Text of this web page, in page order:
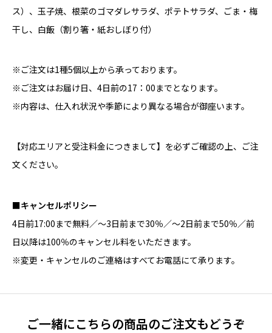
ス）、玉子焼、根菜のゴマダレサラダ、ポテトサラダ、ごま・梅
干し、白飯（割り箸・紙おしぼり付）
※ご注文は1種5個以上から承っております。
※ご注文はお届け日、4日前の17：00までとなります。
※内容は、仕入れ状況や季節により異なる場合が御座います。
【対応エリアと受注料金につきまして】を必ずご確認の上、ご注
文ください。
■キャンセルポリシー
4日前17:00まで無料／～3日前まで30％／～2日前まで50％／前
日以降は100％のキャンセル料をいただきます。
※変更・キャンセルのご連絡はすべてお電話にて承ります。
ご一緒にこちらの商品のご注文もどうぞ